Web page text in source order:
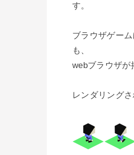
す。
ブラウザゲー
も、
webブラウザが
レンダリング